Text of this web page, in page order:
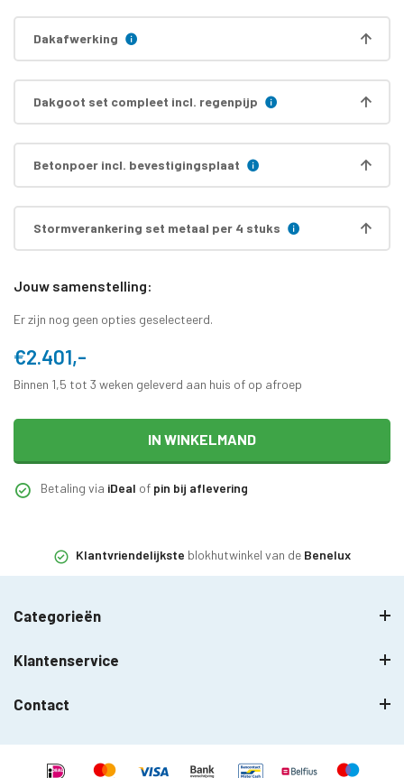
Dakafwerking
Dakgoot set compleet incl. regenpijp
Betonpoer incl. bevestigingsplaat
Stormverankering set metaal per 4 stuks
Jouw samenstelling:
Er zijn nog geen opties geselecteerd.
€2.401,-
Binnen 1,5 tot 3 weken geleverd aan huis of op afroep
IN WINKELMAND
Betaling via iDeal of pin bij aflevering
Klantvriendelijkste blokhutwinkel van de Benelux
Categorieën
Klantenservice
Contact